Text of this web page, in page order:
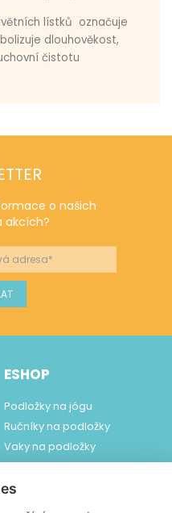
lístků označuje
dlouhověkost,
čistotu
o našich
akcích?
ESHOP
Podložky na jógu
Ručníky na podložky
Vaky na podložky
Ponožky ToeSox
Pomůcky na jógu
Šperky